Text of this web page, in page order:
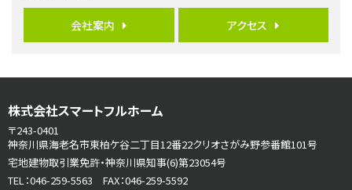
4ＬＤＫ
桜ヶ丘駅
さがみ野駅
歩17分
ご家族が集まるLDKは１７．５帖とゆとりある広さ…
会社案内 アクセス
株式会社スマートフルホーム
〒243-0401
神奈川県海老名市東柏ケ谷二丁目12番22クリオさがみ野参番館101号
宅地建物取引業免許・神奈川県知事(6)第23054号
TEL：046-259-5563 FAX：046-259-5592